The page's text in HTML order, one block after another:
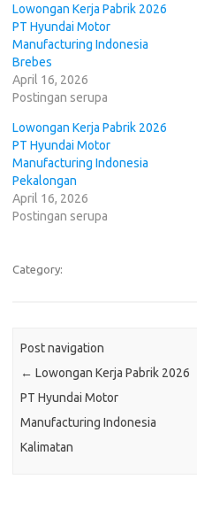
Lowongan Kerja Pabrik 2026
PT Hyundai Motor
Manufacturing Indonesia
Brebes
April 16, 2026
Postingan serupa
Lowongan Kerja Pabrik 2026
PT Hyundai Motor
Manufacturing Indonesia
Pekalongan
April 16, 2026
Postingan serupa
Category:
Post navigation
← Lowongan Kerja Pabrik 2026
PT Hyundai Motor
Manufacturing Indonesia
Kalimatan